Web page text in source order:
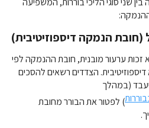
ערעור מובנית, חובת ההנמקה לפי
היא דיספוזיטיבית. הצדדים רשאים להסכים
(במהלך
) לפטור את הבורר מחובת